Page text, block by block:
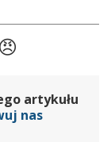
artykułu
nas